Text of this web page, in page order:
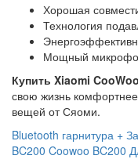
Хорошая
Технология
Мощный
Купить Xiaomi
свою жизнь
вещей от Сяоми.
Bluetooth гарнитура +
BC200 Coowoo BC200